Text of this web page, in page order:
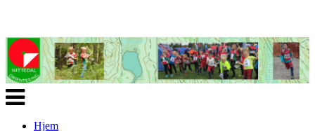
Veksle
navigasjon
Hjem